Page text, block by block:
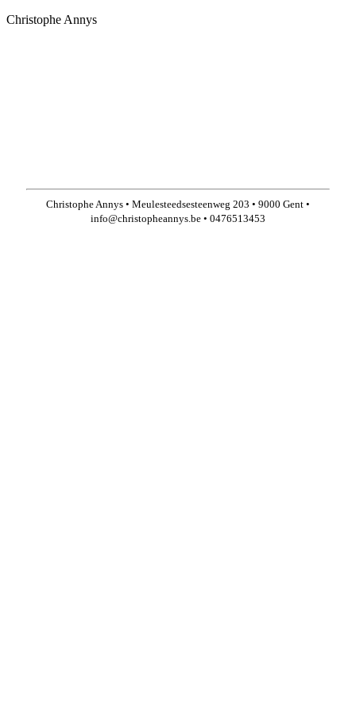
Christophe Annys
Christophe Annys • Meulesteedsesteenweg 203 • 9000 Gent •
info@christopheannys.be • 0476513453